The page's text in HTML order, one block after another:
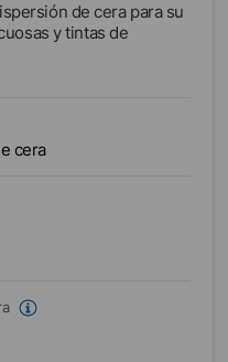
de cera para su
y tintas de
cera